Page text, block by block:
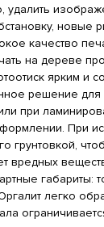
новые
качество
на дереве
ярким и
решение
при
При
грунтовкой,
вредных
габариты:
легко